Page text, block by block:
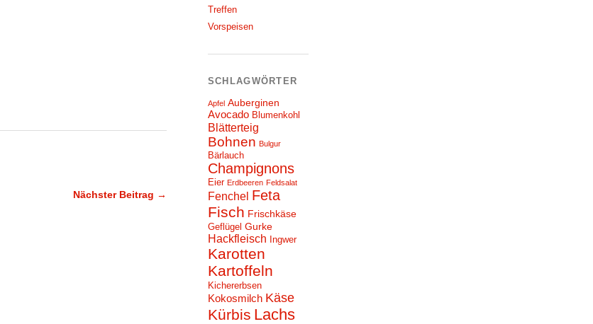
Nächster Beitrag →
Treffen
Vorspeisen
SCHLAGWÖRTER
Apfel Auberginen
Avocado Blumenkohl
Blätterteig
Bohnen Bulgur
Bärlauch
Champignons
Eier Erdbeeren Feldsalat
Fenchel Feta
Fisch Frischkäse
Geflügel Gurke
Hackfleisch Ingwer
Karotten
Kartoffeln
Kichererbsen
Kokosmilch Käse
Kürbis Lachs